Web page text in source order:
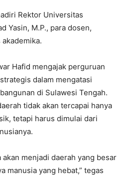
Rektor Universitas
Yasin, M.P., para dosen,
Hafid mengajak perguruan
dalam mengatasi
di Sulawesi Tengah.
tidak akan tercapai hanya
tetapi harus dimulai dari
akan menjadi daerah yang besar
manusia yang hebat,” tegas